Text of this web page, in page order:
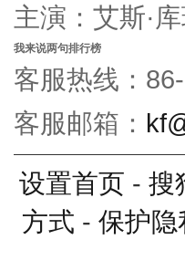
主演：艾斯·
我来说两句排行榜
客服热线：
客服邮箱：
设置首页 - 搜
方式 - 保护隐